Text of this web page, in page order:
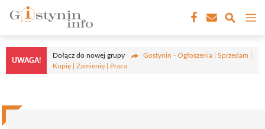
Przejdź
treści
UWAGA!
Dołącz do nowej grupy
Gostynin - Ogłoszenia | Sprzedam |
Kupię | Zamienię | Praca